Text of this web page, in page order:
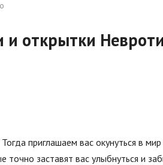
открытки
приглашаем вас окунуться в
заставят вас улыбнуться и